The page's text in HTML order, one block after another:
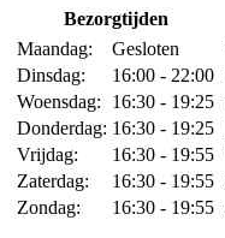
Bezorgtijden
Maandag:
Gesloten
Dinsdag:
16:00 - 22:00
Woensdag:
16:30 - 19:25
Donderdag: 16:30 - 19:25
Vrijdag:
16:30 - 19:55
Zaterdag:
16:30 - 19:55
Zondag:
16:30 - 19:55